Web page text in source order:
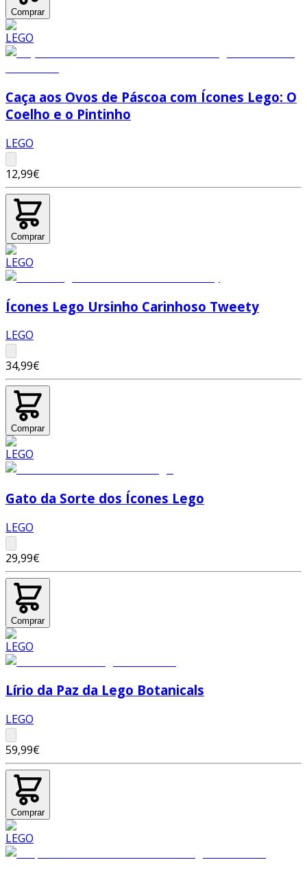
Comprar
Caça aos Ovos de Páscoa com Ícones Lego: O
Coelho e o Pintinho
LEGO
12,99€
Comprar
Ícones Lego Ursinho Carinhoso Tweety
LEGO
34,99€
Comprar
Gato da Sorte dos Ícones Lego
LEGO
29,99€
Comprar
Lírio da Paz da Lego Botanicals
LEGO
59,99€
Comprar